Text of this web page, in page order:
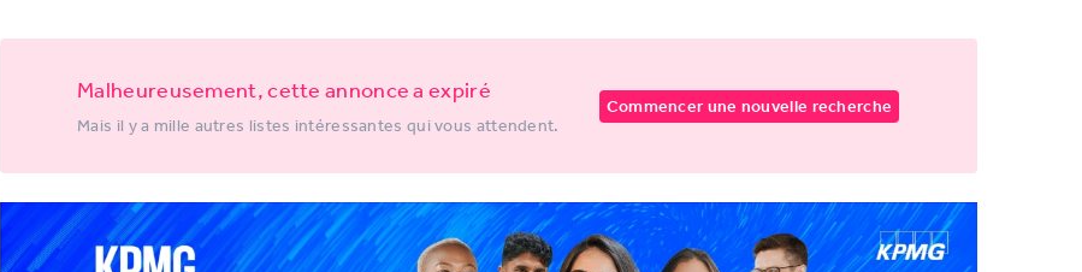
Malheureusement, cette annonce a expiré
Mais il y a mille autres listes intéressantes qui vous attendent.
Commencer une nouvelle recherche